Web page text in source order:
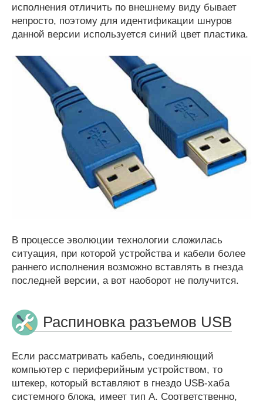
исполнения отличить по внешнему виду бывает
непросто, поэтому для идентификации шнуров
данной версии используется синий цвет пластика.
В процессе эволюции технологии сложилась
ситуация, при которой устройства и кабели более
раннего исполнения возможно вставлять в гнезда
последней версии, а вот наоборот не получится.
Распиновка разъемов USB
Если рассматривать кабель, соединяющий
компьютер с периферийным устройством, то
штекер, который вставляют в гнездо USB-хаба
системного блока, имеет тип А. Соответственно,